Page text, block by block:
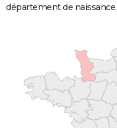
département de naissance.